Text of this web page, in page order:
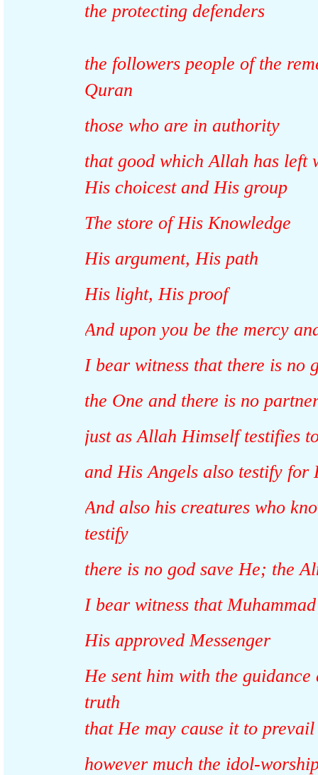
the protecting defenders
the followers people of the
Quran
those who are in authority
that good which Allah has
His choicest and His group
The store of His Knowledge
His argument, His path
His light, His proof
And upon you be the mercy
I bear witness that there is
the One and there is no
just as Allah Himself
and His Angels also testify
And also his creatures who
testify
there is no god save He;
I bear witness that
His approved Messenger
He sent him with the
truth
however much the idol-